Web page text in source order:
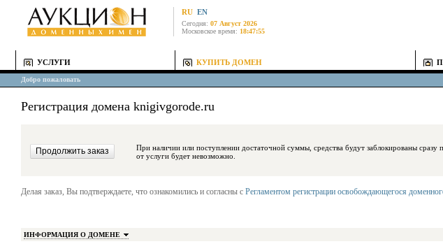
RU EN
Сегодня: 07 Август 2026
Московское время: 18:47:55
УСЛУГИ КУПИТЬ ДОМЕН
Добро пожаловать
Регистрация домена knigivgorode.ru
При наличии или поступлении достаточной суммы, средства будут заблокированы сразу после отправки заказа. После
от услуги будет невозможно.
Делая заказ, Вы подтверждаете, что ознакомились и согласны с Регламентом регистрации освобождающегося
ИНФОРМАЦИЯ О ДОМЕНЕ